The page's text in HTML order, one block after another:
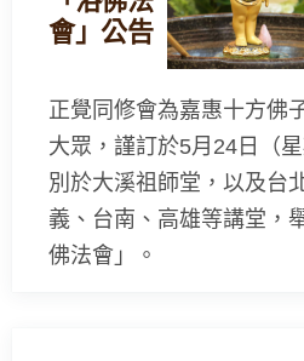
會」公告
正覺同修會為嘉惠十方佛
大眾，謹訂於5月24日（
別於大溪祖師堂，以及台
義、台南、高雄等講堂，
佛法會」。